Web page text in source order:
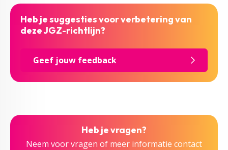
Heb je suggesties voor verbetering van
deze JGZ-richtlijn?
Geef jouw feedback
Heb je vragen?
Neem voor vragen of meer informatie contact